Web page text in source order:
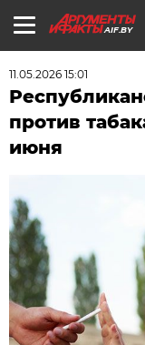
AIF.BY
11.05.2026 15:01
против
июня